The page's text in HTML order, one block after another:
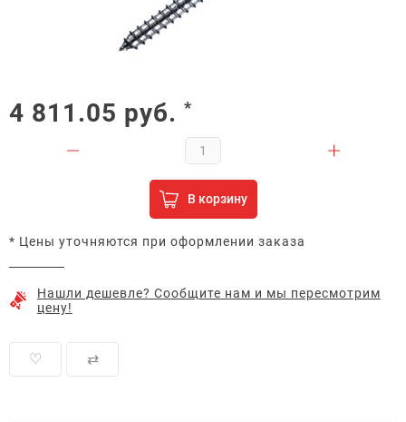
4 811.05 руб. *
В корзину
* Цены уточняются при оформлении заказа
Нашли дешевле? Сообщите нам и мы пересмотрим
цену!
♡ ⇄